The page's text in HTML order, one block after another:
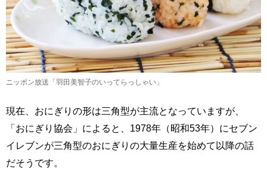
ニッポン放送「羽田美智子のいってらっしゃい」
現在、おにぎりの形は三角型が主流となっていますが、
「おにぎり協会」によると、1978年（昭和53年）にセブン
イレブンが三角型のおにぎりの大量生産を始めて以降の話
だそうです。